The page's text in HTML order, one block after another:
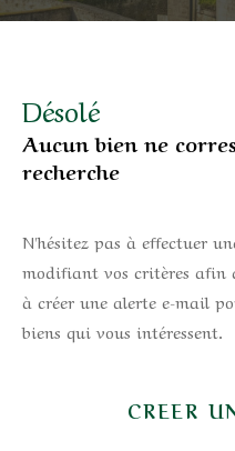
Désolé
Aucun bien ne
recherche
N'hésitez pas à effectuer
modifiant vos critères afin
à créer une alerte e-mail
biens qui vous intéressent.
CREER